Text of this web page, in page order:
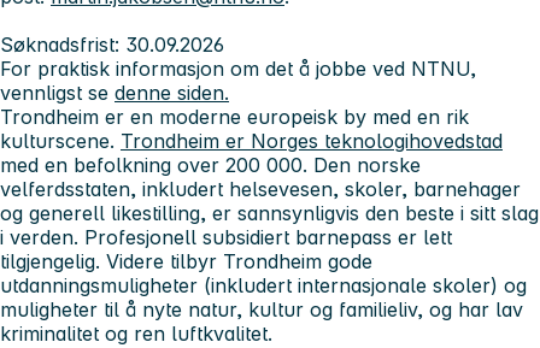
Søknadsfrist: 30.09.2026
For praktisk informasjon om det å jobbe ved NTNU,
vennligst se denne siden.
Trondheim er en moderne europeisk by med en rik
kulturscene. Trondheim er Norges teknologihovedstad
med en befolkning over 200 000. Den norske
velferdsstaten, inkludert helsevesen, skoler, barnehager
og generell likestilling, er sannsynligvis den beste i sitt slag
i verden. Profesjonell subsidiert barnepass er lett
tilgjengelig. Videre tilbyr Trondheim gode
utdanningsmuligheter (inkludert internasjonale skoler) og
muligheter til å nyte natur, kultur og familieliv, og har lav
kriminalitet og ren luftkvalitet.